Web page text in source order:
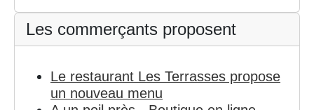
Les commerçants proposent
Le restaurant Les Terrasses propose
un nouveau menu